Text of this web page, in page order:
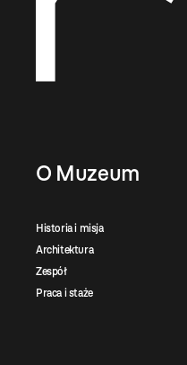
O Muzeum
Historia i misja
Architektura
Zespół
Praca i staże